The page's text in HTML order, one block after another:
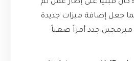
كان مبنياً على إطار عمل لم
جعل إضافة ميزات جديدة
جدد أمراً صعباً